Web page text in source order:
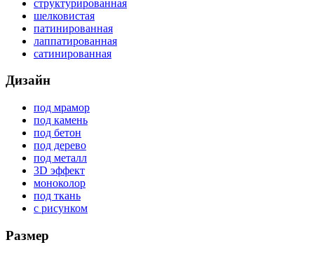
структурированная
шелковистая
патинированная
лаппатированная
сатинированная
Дизайн
под мрамор
под камень
под бетон
под дерево
под металл
3D эффект
моноколор
под ткань
с рисунком
Размер